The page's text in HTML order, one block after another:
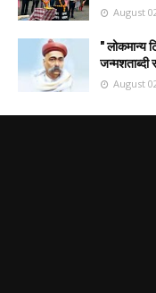
August
" लोकमान्य
जन्मशताब्दी
August